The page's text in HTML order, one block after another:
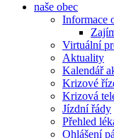
naše obec
Informace
Virtuální
Aktuality
Kalendář
Krizové
Krizová
Jízdní řády
Přehled
Ohlášení